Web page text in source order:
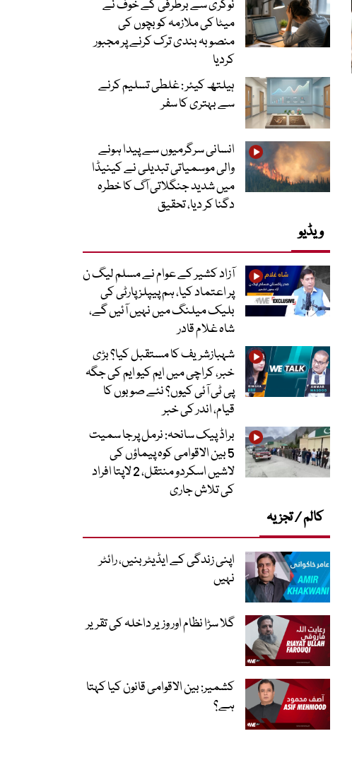
نوکری سے برطرفی کے خوف نے
میٹا کی ملازمہ کو بچوں کی
منصوبہ بندی ترک کرنے پر مجبور
کردیا
ہیلتھ کیئر : غلطی تسلیم کرنے
سے بہتری کا سفر
انسانی سرگرمیوں سے پیدا ہونے
والی موسمیاتی تبدیلی نے کینیڈا
میں شدید جنگلاتی آگ کا خطرہ
دگنا کر دیا، تحقیق
ویڈیو
آزاد کشیر کے عوام نے مسلم لیگ ن
پر اعتماد کیا، ہم پیپلز پارٹی کی
بلیک میلنگ میں نہیں آئیں گے،
شاہ غلام قادر
شہبازشریف کا مستقبل کیا؟ بڑی
خبر، کراچی میں ایم کیو ایم کی جگہ
پی ٹی آئی کیوں؟ نئے صوبوں کا
قیام، اندر کی خبر
براڈ پیک سانحہ: نرمل پرجا سمیت
5 بین الاقوامی کوہ پیماؤں کی
لاشیں اسکردو منتقل، 2 لاپتا افراد
کی تلاش جاری
کالم / تجزیہ
اپنی زندگی کے ایڈیٹر بنیں، رائٹر
نہیں
گلا سڑا نظام اور وزیر داخلہ کی تقریر
کشمیر: بین الاقوامی قانون کیا کہتا
ہے؟